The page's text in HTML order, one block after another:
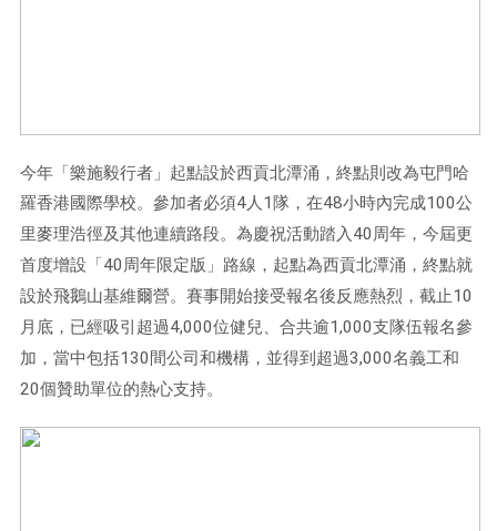
今年「樂施毅行者」起點設於西貢北潭涌，終點則改為屯門哈
羅香港國際學校。參加者必須4人 1 隊，在48小時內完成100公
里麥理浩徑及其他連續路段。為慶祝活動踏入 40 周年，今屆更
首度增設「40 周年限定版」路線，起點為西貢北潭涌，終點就
設於飛鵝山基維爾營。賽事開始接受報名後反應熱烈，截止10
月底，已經吸引超過4,000位健兒、合共逾1,000支隊伍報名參
加，當中包括130間公司和機構，並得到超過3,000名義工和
20個贊助單位的熱心支持。